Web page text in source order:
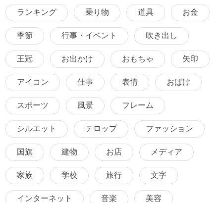
ランキング 乗り物 道具 お金
季節 行事・イベント 吹き出し
王冠 お出かけ おもちゃ 矢印
アイコン 仕事 表情 おばけ
スポーツ 風景 フレーム
シルエット テロップ ファッション
国旗 建物 お店 メディア
家族 学校 旅行 文字
インターネット 音楽 美容